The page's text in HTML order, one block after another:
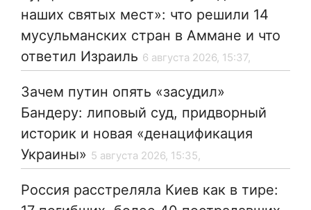
наших святых мест»: что решили 14
мусульманских стран в Аммане и что
ответил Израиль 6 августа 2026, 15:37,
Зачем путин опять «засудил»
Бандеру: липовый суд, придворный
историк и новая «денацификация
Украины» 5 августа 2026, 15:35,
Россия расстреляла Киев как в тире: